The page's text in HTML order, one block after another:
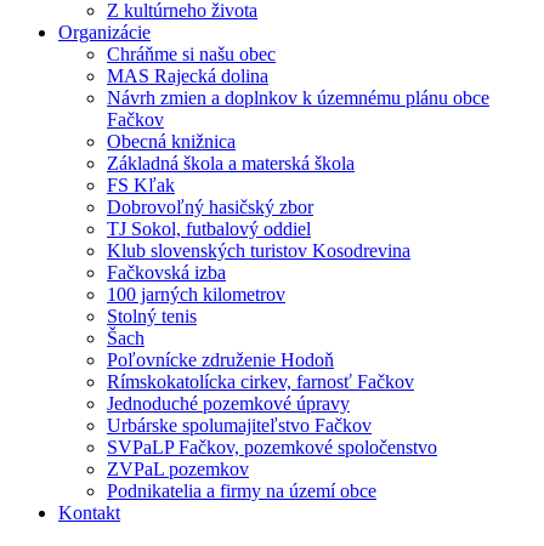
Z kultúrneho života
Organizácie
Chráňme si našu obec
MAS Rajecká dolina
Návrh zmien a doplnkov k územnému plánu obce
Fačkov
Obecná knižnica
Základná škola a materská škola
FS Kľak
Dobrovoľný hasičský zbor
TJ Sokol, futbalový oddiel
Klub slovenských turistov Kosodrevina
Fačkovská izba
100 jarných kilometrov
Stolný tenis
Šach
Poľovnícke združenie Hodoň
Rímskokatolícka cirkev, farnosť Fačkov
Jednoduché pozemkové úpravy
Urbárske spolumajiteľstvo Fačkov
SVPaLP Fačkov, pozemkové spoločenstvo
ZVPaL pozemkov
Podnikatelia a firmy na území obce
Kontakt